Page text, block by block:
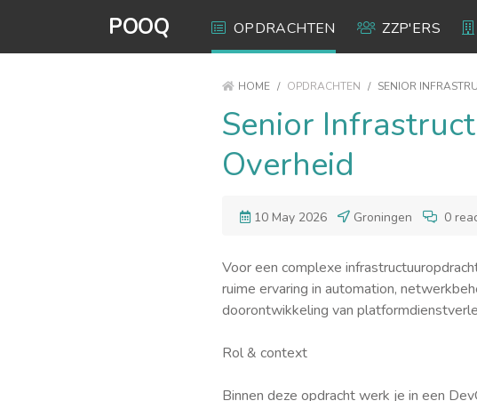
POOQ OPDRACHTEN ZZP'ERS
HOME / OPDRACHTEN / SENIOR
Senior
Overheid
10 May 2026 Groningen 0
Voor een complexe
ruime ervaring in automation,
doorontwikkeling van
Rol & context
Binnen deze opdracht werk je in een